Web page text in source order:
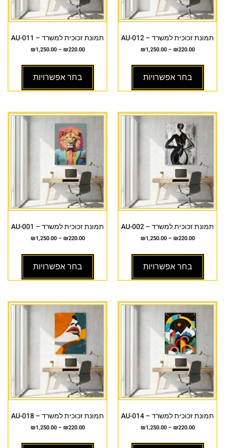
תמונת זכוכית למשרד – AU-012
₪220.00
–
₪1,250.00
בחר אפשרויות
תמונת זכוכית למשרד – AU-011
₪220.00
–
₪1,250.00
בחר אפשרויות
תמונת זכוכית למשרד – AU-002
₪220.00
–
₪1,250.00
בחר אפשרויות
תמונת זכוכית למשרד – AU-001
₪220.00
–
₪1,250.00
בחר אפשרויות
תמונת זכוכית למשרד – AU-014
₪220.00
–
₪1,250.00
תמונת זכוכית למשרד – AU-018
₪220.00
–
₪1,250.00